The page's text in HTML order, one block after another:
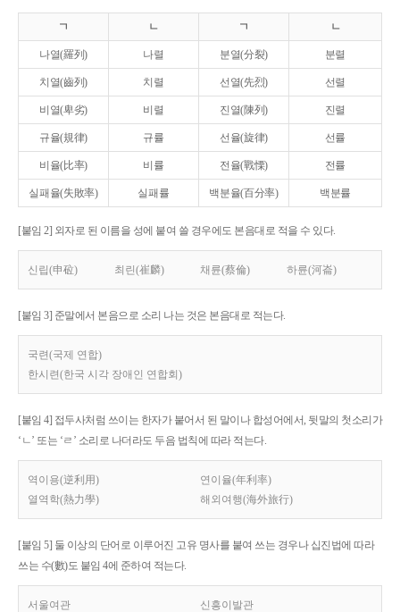
ㄱ ㄴ ㄱ ㄴ
나열(羅列) 나렬 분열(分裂) 분렬
치열(齒列) 치렬 선열(先烈) 선렬
비열(卑劣) 비렬 진열(陳列) 진렬
규율(規律) 규률 선율(旋律) 선률
비율(比率) 비률 전율(戰慄) 전률
실패율(失敗率) 실패률 백분율(百分率) 백분률
[붙임 2] 외자로 된 이름을 성에 붙여 쓸 경우에도 본음대로 적을 수 있다.
신립(申砬) 최린(崔麟) 채륜(蔡倫) 하륜(河崙)
[붙임 3] 준말에서 본음으로 소리 나는 것은 본음대로 적는다.
국련(국제 연합)
한시련(한국 시각 장애인 연합회)
[붙임 4] 접두사처럼 쓰이는 한자가 붙어서 된 말이나 합성어에서, 뒷말의 첫소리가
‘ㄴ’ 또는 ‘ㄹ’ 소리로 나더라도 두음 법칙에 따라 적는다.
역이용(逆利用)
연이율(年利率)
열역학(熱力學)
해외여행(海外旅行)
[붙임 5] 둘 이상의 단어로 이루어진 고유 명사를 붙여 쓰는 경우나 십진법에 따라
쓰는 수(數)도 붙임 4에 준하여 적는다.
서울여관 신흥이발관